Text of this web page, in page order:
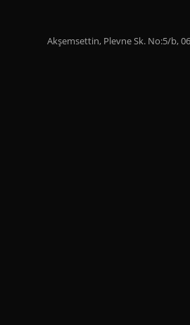
Akşemsettin, Plevne Sk. No:5/b,